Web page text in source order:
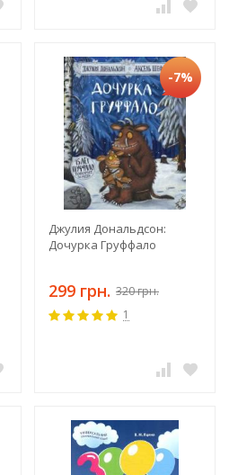
-7%
Джулия Дональдсон:
Дочурка Груффало
299 грн. 320 грн.
1